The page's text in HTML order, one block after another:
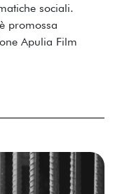
sociali.
promossa
Apulia Film